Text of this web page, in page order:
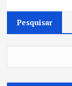
Pesquisar